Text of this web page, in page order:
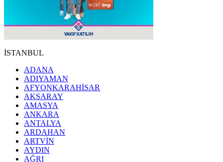
İSTANBUL
ADANA
ADIYAMAN
AFYONKARAHİSAR
AKSARAY
AMASYA
ANKARA
ANTALYA
ARDAHAN
ARTVİN
AYDIN
AĞRI